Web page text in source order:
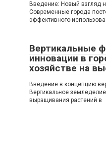
Введение: Новый взгляд
Современные города
эффективного
Вертикальные
инновации в
хозяйстве на
Введение в концепцию
Вертикальное
выращивания растений в